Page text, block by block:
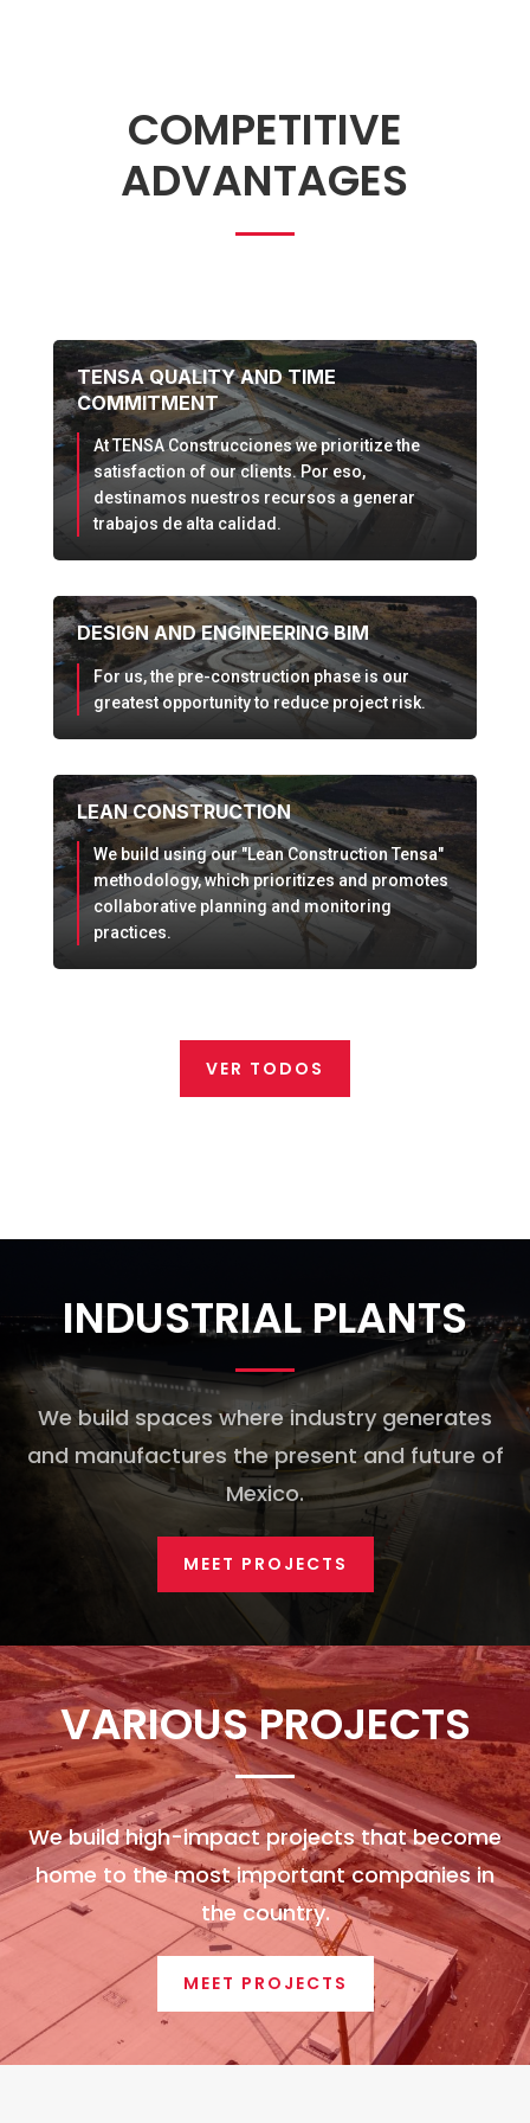
COMPETITIVE
ADVANTAGES
TENSA QUALITY AND TIME
COMMITMENT
At TENSA Construcciones we prioritize the
satisfaction of our clients.Por eso,
destinamos nuestros recursos agenerar
trabajos de alta calidad.
DESIGN AND ENGINEERING BIM
For us, the pre-construction phase is our
greatest opportunity to reduce project risk.
LEAN CONSTRUCTION
We build using our "Lean Construction Tensa"
methodology, which prioritizes and promotes
collaborative planning and monitoring
practices.
VER TODOS
INDUSTRIAL PLANTS
We build spaces where industry generates
and manufactures the present and future of
Mexico.
MEET PROJECTS
VARIOUS PROJECTS
We build high-impact projects that become
home to the most important companies in
the country.
MEET PROJECTS